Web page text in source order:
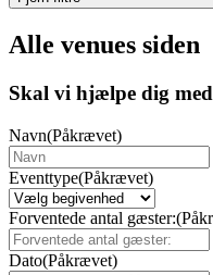
Alle venues siden
Skal vi hjælpe dig
Navn(Påkrævet)
Eventtype(Påkrævet)
Forventede antal gæster:
Dato(Påkrævet)